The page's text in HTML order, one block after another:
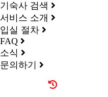
기숙사 검색
서비스 소개
입실 절차
FAQ
소식
문의하기